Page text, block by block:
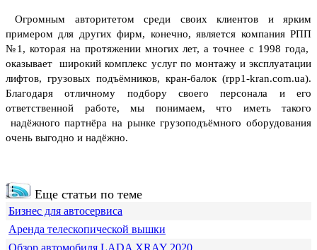
Огромным авторитетом среди своих клиентов и ярким
примером для других фирм, конечно, является компания РПП
№1, которая на протяжении многих лет, а точнее с 1998 года,
оказывает широкий комплекс услуг по монтажу и эксплуатации
лифтов, грузовых подъёмников, кран-балок (rpp1-kran.com.ua).
Благодаря отличному подбору своего персонала и его
ответственной работе, мы понимаем, что иметь такого
надёжного партнёра на рынке грузоподъёмного оборудования
очень выгодно и надёжно.
Еще статьи по теме
Бизнес для автосервиса
Аренда телескопической вышки
Обзор автомобиля LADA XRAY 2020